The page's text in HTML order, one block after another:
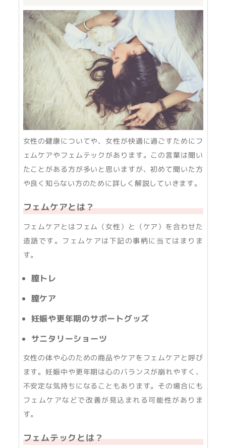
女性の健康についてや、女性が快適に過ごすためにフ
ェムケアやフェムテックがあります。この言葉は聞い
たことがある方が多いと思いますが、初めて聞いた方
や良く知らない方のために詳しく解説していきます。
フェムケアとは？
フェムケアとはフェム（女性）と（ケア）を合わせた
造語です。フェムケアは下記の事柄に当てはまりま
す。
膣トレ
膣ケア
妊娠や更年期のサポートグッズ
サニタリーショーツ
女性の体や心のための商品やケアをフェムケアと呼び
ます。妊娠中や更年期は心のバランスが崩れやすく、
不安定な気持ちになることもあります。その場合にも
フェムケアなどで改善が見込まれる可能性がありま
す。
フェムテックとは？